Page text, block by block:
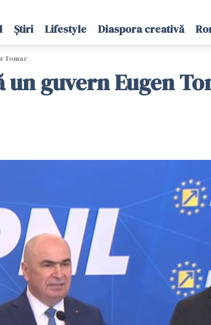
Știri Lifestyle Diaspora creativă
Tomac
guvern Eugen